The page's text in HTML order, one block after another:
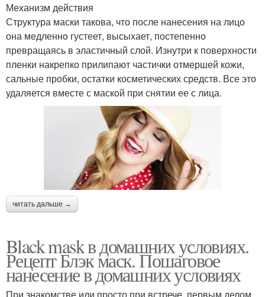
Механизм действия
Структура маски такова, что после нанесения на лицо
она медленно густеет, высыхает, постепенно
превращаясь в эластичный слой. Изнутри к поверхности
пленки накрепко прилипают частички отмершей кожи,
сальные пробки, остатки косметических средств. Все это
удаляется вместе с маской при снятии ее с лица.
читать дальше →
Black mask в домашних условиях.
Рецепт Блэк маск. Пошаговое
нанесение в домашних условиях